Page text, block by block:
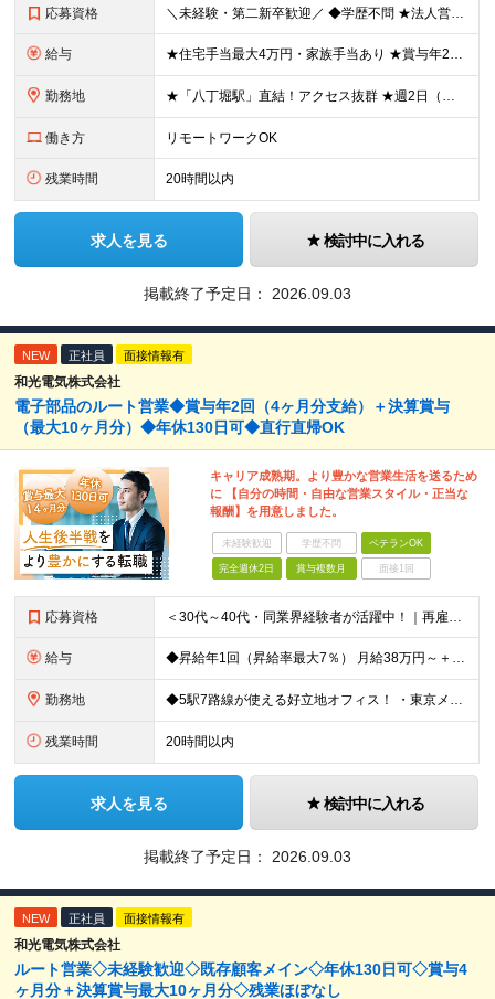
応募資格 ＼未経験・第二新卒歓迎／ ◆学歴不問 ★法人営業未経験、IT業界未経験の方が多数活躍しています！ 「安定した環境で長く働きたい」 「過度なノルマから解放されたい」 「プライベートの時間も大切にしたい
給与 ★住宅手当最大4万円・家族手当あり ★賞与年2回（業績次第では決算賞与支給あり） 【想定年収400万円～】 ◆月給245,500円～347,200円（一律手当を含む）＋各種手当＋賞与年2回（業績次第
勤務地 ★「八丁堀駅」直結！アクセス抜群 ★週2日（月8日迄）リモート・在宅ワーク可※試用期間終了後 ★直行直帰OK・帰社義務なし 本社：東京都中央区八丁堀3-27-10 八丁堀プラザビル 9F ※担当す
働き方 リモートワークOK
残業時間 20時間以内
求人を見る 検討中に入れる
掲載終了予定日： 2026.09.03
NEW 正社員 面接情報有
和光電気株式会社
電子部品のルート営業◆賞与年2回（4ヶ月分支給）＋決算賞与
（最大10ヶ月分）◆年休130日可◆直行直帰OK
キャリア成熟期。より豊かな営業生活を送るため
に 【自分の時間・自由な営業スタイル・正当な
報酬】を用意しました。
未経験歓迎 学歴不問 ベテランOK
完全週休2日 賞与複数月 面接1回
応募資格 ＜30代～40代・同業界経験者が活躍中！｜再雇用制度あり＞ ◆半導体・電子部品業界の営業経験をお持ちの方（年数不問） ◆高卒以上 ＼こんな思いをお持ちの方を歓迎します／ □会社のマイクロマネジメ
給与 ◆昇給年1回（昇給率最大7％） 月給38万円～＋賞与年2回（昨年度4ヶ月分支給） ※前職の給与・経験・能力を考慮の上、決定いたします。 ※試用期間3ヶ月（期間中の条件変更なし）
勤務地 ◆5駅7路線が使える好立地オフィス！ ・東京メトロ銀座線「末広町駅」「上野広小路駅」より徒歩約3分 ・JR各線「御徒町駅」より徒歩約4〜6分 ・都営大江戸線「上野御徒町駅」、日比谷線「仲御徒町駅」など
残業時間 20時間以内
求人を見る 検討中に入れる
掲載終了予定日： 2026.09.03
NEW 正社員 面接情報有
和光電気株式会社
ルート営業◇未経験歓迎◇既存顧客メイン◇年休130日可◇賞与4
ヶ月分＋決算賞与最大10ヶ月分◇残業ほぼなし